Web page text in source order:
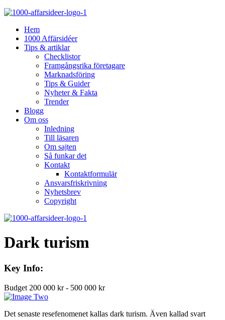
Hem
1000 Affärsidéer
Tips & artiklar
Checklistor
Framgångsrika företagare
Marknadsföring
Tips & Guider
Nyheter & Fakta
Trender
Blogg
Om oss
Inledning
Till läsaren
Om sajten
Så funkar det
Kontakt
Kontaktformulär
Ansvarsfriskrivning
Nyhetsbrev
Copyright
Dark turism
Key Info:
Budget 200 000 kr - 500 000 kr
Det senaste resefenomenet kallas dark turism. Även kallad svart